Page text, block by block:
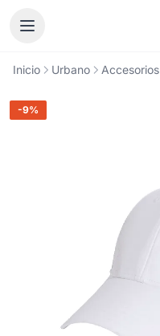
Inicio Urbano Accesorios
-9%